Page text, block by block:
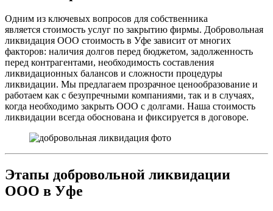
Одним из ключевых вопросов для собственника
является стоимость услуг по закрытию фирмы. Добровольная
ликвидация ООО стоимость в Уфе зависит от многих
факторов: наличия долгов перед бюджетом, задолженность
перед контрагентами, необходимость составления
ликвидационных балансов и сложности процедуры
ликвидации. Мы предлагаем прозрачное ценообразование и
работаем как с безупречными компаниями, так и в случаях,
когда необходимо закрыть ООО с долгами. Наша стоимость
ликвидации всегда обоснована и фиксируется в договоре.
Этапы добровольной ликвидации
ООО в Уфе